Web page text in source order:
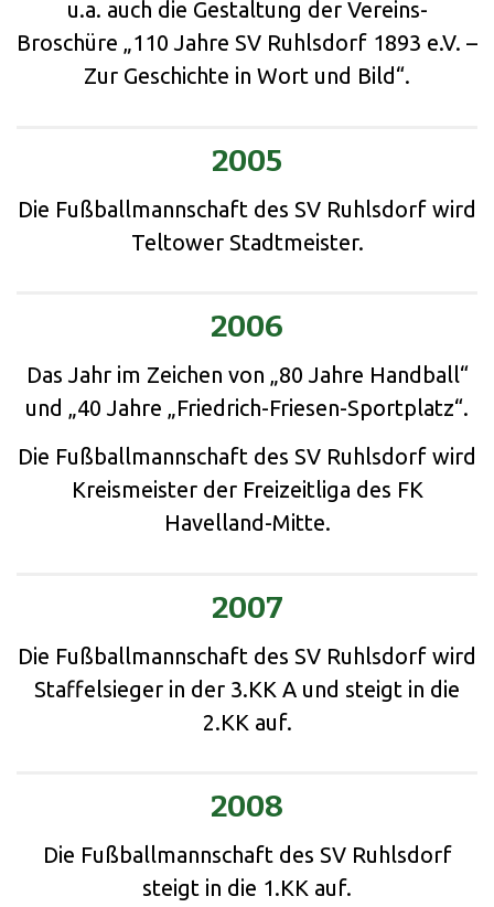
u.a. auch die Gestaltung der Vereins-
Broschüre „110 Jahre SV Ruhlsdorf 1893 e.V. –
Zur Geschichte in Wort und Bild“.
2005
Die Fußballmannschaft des SV Ruhlsdorf wird
Teltower Stadtmeister.
2006
Das Jahr im Zeichen von „80 Jahre Handball“
und „40 Jahre „Friedrich-Friesen-Sportplatz“.
Die Fußballmannschaft des SV Ruhlsdorf wird
Kreismeister der Freizeitliga des FK
Havelland-Mitte.
2007
Die Fußballmannschaft des SV Ruhlsdorf wird
Staffelsieger in der 3.KK A und steigt in die
2.KK auf.
2008
Die Fußballmannschaft des SV Ruhlsdorf
steigt in die 1.KK auf.